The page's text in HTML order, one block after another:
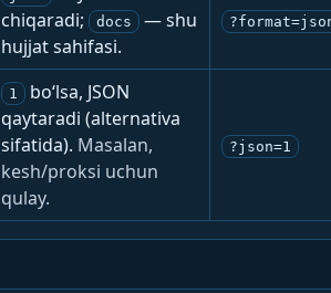
chiqaradi;
docs
— shu
hujjat sahifasi.
1
bo‘lsa, JSON
qaytaradi (alternativa
sifatida). Masalan,
kesh/proksi uchun
qulay.
?json=1